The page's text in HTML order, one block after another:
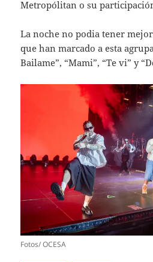
Metropólitan o su
La noche no podia tener
que han marcado a esta
Bailame”, “Mami”, “Te vi” y
Fotos/ OCESA